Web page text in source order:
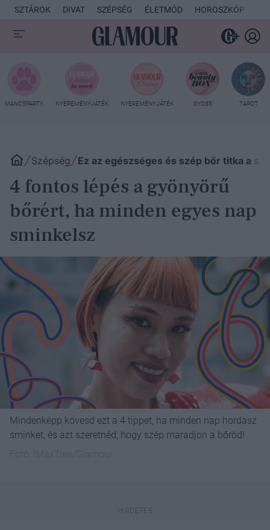
SZTÁROK DIVAT SZÉPSÉG ÉLETMÓD HOROSZKÓP
MANCSPARTY NYEREMÉNYJÁTÉK NYEREMÉNYJÁTÉK SYOSS TAROT
Szépség Ez az egészséges és szép bőr titka a
4 fontos lépés a gyönyörű
bőrért, ha minden egyes nap
sminkelsz
Mindenképp kövesd ezt a 4 tippet, ha minden nap hordasz
sminket, és azt szeretnéd, hogy szép maradjon a bőröd!